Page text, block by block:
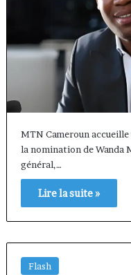
MTN Cameroun accueille
la nomination de Wanda
général,…
Lire la suite »
Flash